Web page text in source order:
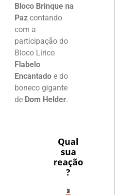
Bloco Brinque na
Paz contando
com a
participação do
Bloco Lírico
Flabelo
Encantado e do
boneco gigante
de Dom Helder.
Qual
sua
reação
?
2
1
2
9